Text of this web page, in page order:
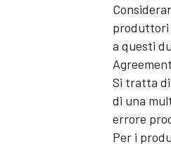
produttori
a questi
Si tratta di
di una
errore
Per i